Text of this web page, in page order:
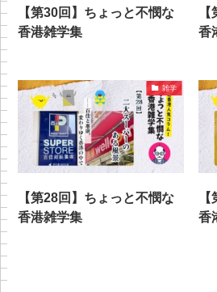
【第30回】ちょっと不憫な
香港雑学集
香
雑学
【第28回】ちょっと不憫な
香港雑学集
香